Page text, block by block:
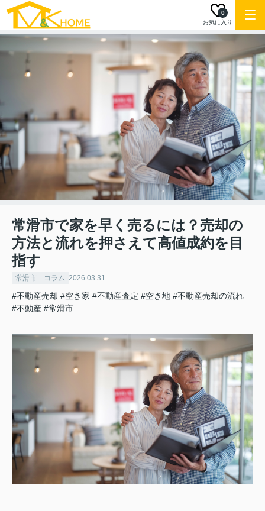
お気に入り
0
常滑市で家を早く売るには？売却の
方法と流れを押さえて高値成約を目
指す
常滑市 コラム 2026.03.31
#不動産売却 #空き家 #不動産査定 #空き地 #不動産売却の流れ
#不動産 #常滑市